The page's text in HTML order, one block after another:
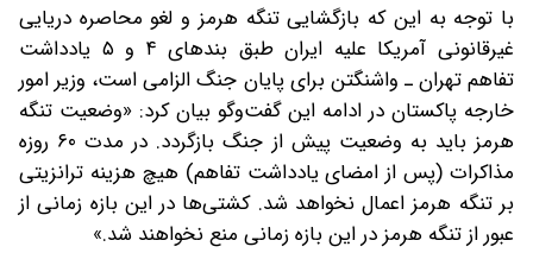
با توجه به این که بازگشایی تنگه هرمز و لغو محاصره دریایی
غیرقانونی آمریکا علیه ایران طبق بندهای ۴ و ۵ یادداشت
تفاهم تهران ـ واشنگتن برای پایان جنگ الزامی است، وزیر امور
خارجه پاکستان در ادامه این گفت‌وگو بیان کرد: «وضعیت تنگه
هرمز باید به وضعیت پیش از جنگ بازگردد. در مدت ۶۰ روزه
مذاکرات (پس از امضای یادداشت تفاهم) هیچ هزینه ترانزیتی
بر تنگه هرمز اعمال نخواهد شد. کشتی‌ها در این بازه زمانی از
عبور از تنگه هرمز در این بازه زمانی منع نخواهند شد.»